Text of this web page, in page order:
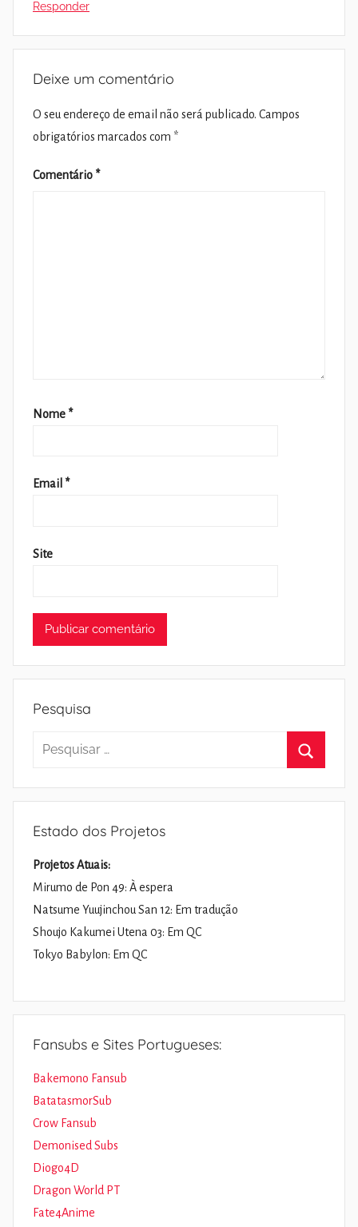
Responder
Deixe um comentário
O seu endereço de email não será publicado. Campos
obrigatórios marcados com *
Comentário *
Nome *
Email *
Site
Pesquisa
Pesquisar
Estado dos Projetos
Projetos Atuais:
Mirumo de Pon 49: À espera
Natsume Yuujinchou San 12: Em tradução
Shoujo Kakumei Utena 03: Em QC
Tokyo Babylon: Em QC
Fansubs e Sites Portugueses:
Bakemono Fansub
BatatasmorSub
Crow Fansub
Demonised Subs
Diogo4D
Dragon World PT
Fate4Anime